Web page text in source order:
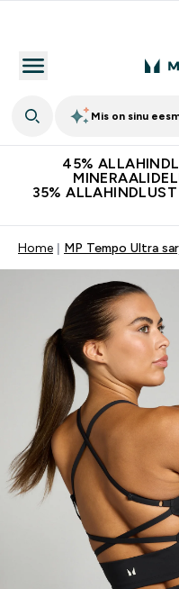
Mis on sinu
45%
35%
Home MP Tempo Ultra